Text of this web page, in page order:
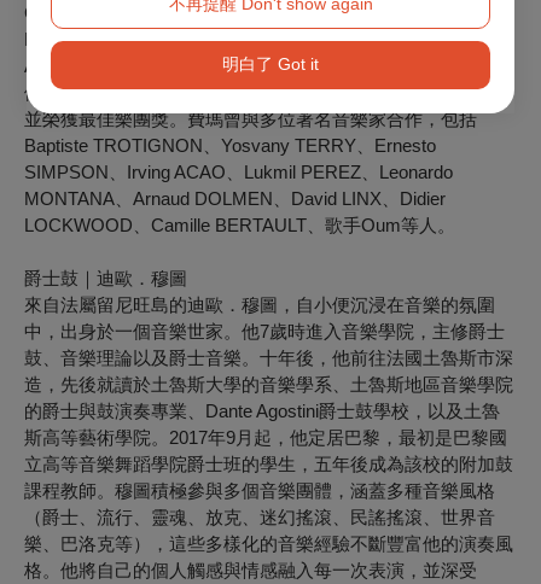
明白了 Got it
Cri》（2021）、Emcee AGORA的《Peace》（2020）、
Fred PERREARD的《Romantic Sketches》（2019）以及
Alex MONFORT的《Introspection》（2018）。2021年6月，
他與Daïda樂團一起參加國家級的La Défense爵士音樂比賽，
並榮獲最佳樂團獎。費瑪曾與多位著名音樂家合作，包括
Baptiste TROTIGNON、Yosvany TERRY、Ernesto
SIMPSON、Irving ACAO、Lukmil PEREZ、Leonardo
MONTANA、Arnaud DOLMEN、David LINX、Didier
LOCKWOOD、Camille BERTAULT、歌手Oum等人。
爵士鼓｜迪歐．穆圖
來自法屬留尼旺島的迪歐．穆圖，自小便沉浸在音樂的氛圍
中，出身於一個音樂世家。他7歲時進入音樂學院，主修爵士
鼓、音樂理論以及爵士音樂。十年後，他前往法國土魯斯市深
造，先後就讀於土魯斯大學的音樂學系、土魯斯地區音樂學院
的爵士與鼓演奏專業、Dante Agostini爵士鼓學校，以及土魯
斯高等藝術學院。2017年9月起，他定居巴黎，最初是巴黎國
立高等音樂舞蹈學院爵士班的學生，五年後成為該校的附加鼓
課程教師。穆圖積極參與多個音樂團體，涵蓋多種音樂風格
（爵士、流行、靈魂、放克、迷幻搖滾、民謠搖滾、世界音
樂、巴洛克等），這些多樣化的音樂經驗不斷豐富他的演奏風
格。他將自己的個人觸感與情感融入每一次表演，並深受